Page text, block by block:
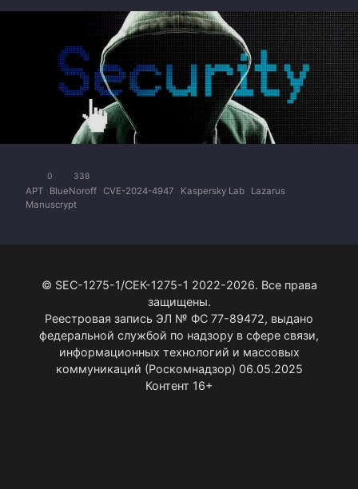
0 338
APT BlueNoroff CVE-2024-4947 Kaspersky Lab
Lazarus
Manuscrypt
© SEC-1275-1/СЕК-1275-1 2022-2026. Все права
защищены.
Реестровая запись ЭЛ № ФС 77-89472, выдано
федеральной службой по надзору в сфере связи,
информационных технологий и массовых
коммуникаций (Роскомнадзор) 06.05.2025
Контент 16+